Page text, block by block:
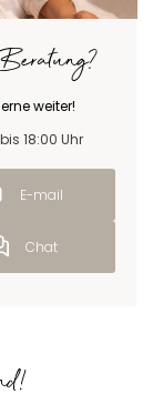
weiter!
18:00 Uhr
E-mail
Chat